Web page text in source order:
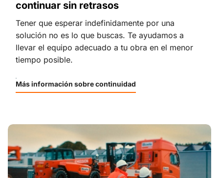
continuar sin retrasos
Tener que esperar indefinidamente por una
solución no es lo que buscas. Te ayudamos a
llevar el equipo adecuado a tu obra en el menor
tiempo posible.
Más información sobre continuidad